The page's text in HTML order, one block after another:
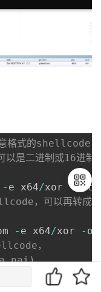
格式的shellcode
是二进制或16进
- e x64/xor -o
，可以再转成16
- e x64/xor - o
，
值 ( 过滤坏字